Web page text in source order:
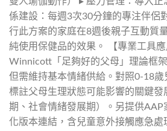
係建設：每週3次30分鐘的專注伴侶
行此方案的家庭在8週後親子互動質
純使用保健品的效果。 【專業工具應
Winnicott「足夠好的父母」理論框
但需維持基本情緒供給。對照0-18歲
標註父母生理狀態可能影響的關鍵發
期、社會情緒發展期）。另提供
化版本連結，含兒童意外接觸應急處